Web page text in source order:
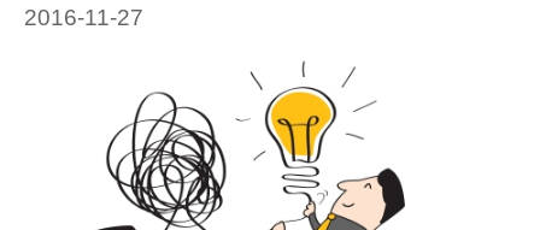
2016-11-27